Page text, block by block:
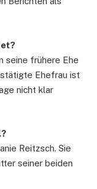
seine frühere Ehe
Ehefrau ist
nicht klar
Reitzsch. Sie
seiner beiden